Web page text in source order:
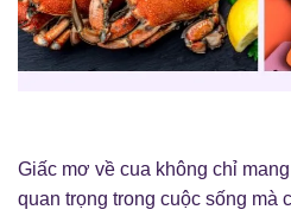
Giấc mơ về cua không chỉ
quan trọng trong cuộc sống mà